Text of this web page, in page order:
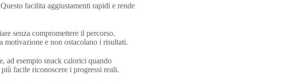
facilita aggiustamenti rapidi e rende
senza compromettere il percorso.
motivazione e non ostacolano i risultati.
ad esempio snack calorici quando
facile riconoscere i progressi reali.